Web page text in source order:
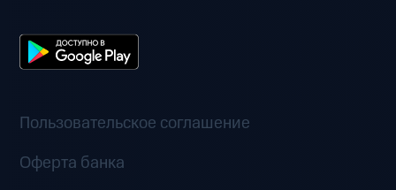
Пользовательское соглашение
Оферта банка